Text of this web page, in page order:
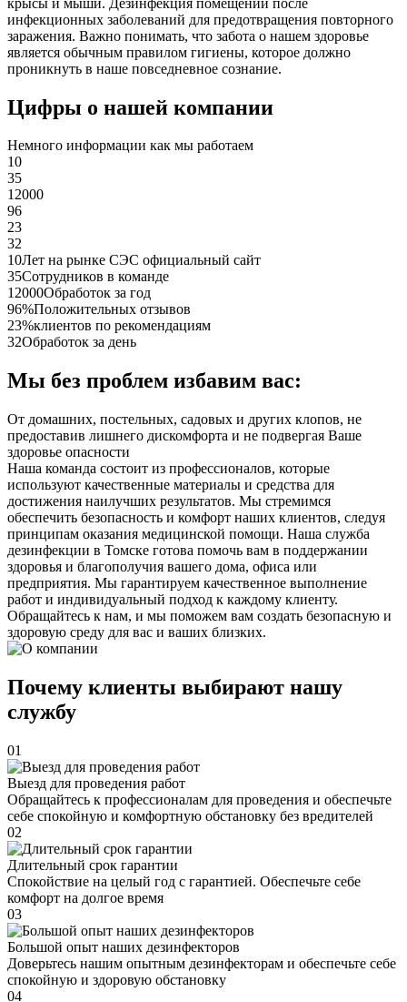
инфекционных заболеваний для предотвращения повторного
заражения. Важно понимать, что забота о нашем здоровье
является обычным правилом гигиены, которое должно
проникнуть в наше повседневное сознание.
Цифры о нашей компании
Немного информации как мы работаем
10
35
12000
96
23
32
10Лет на рынке СЭС официальный сайт
35Сотрудников в команде
12000Обработок за год
96%Положительных отзывов
23%клиентов по рекомендациям
32Обработок за день
Мы без проблем избавим вас:
От домашних, постельных, садовых и других клопов, не
предоставив лишнего дискомфорта и не подвергая Ваше
здоровье опасности
Наша команда состоит из профессионалов, которые
используют качественные материалы и средства для
достижения наилучших результатов. Мы стремимся
обеспечить безопасность и комфорт наших клиентов, следуя
принципам оказания медицинской помощи. Наша служба
дезинфекции в Томске готова помочь вам в поддержании
здоровья и благополучия вашего дома, офиса или
предприятия. Мы гарантируем качественное выполнение
работ и индивидуальный подход к каждому клиенту.
Обращайтесь к нам, и мы поможем вам создать безопасную и
здоровую среду для вас и ваших близких.
Почему клиенты выбирают нашу
службу
01
Выезд для проведения работ
Обращайтесь к профессионалам для проведения и обеспечьте
себе спокойную и комфортную обстановку без вредителей
02
Длительный срок гарантии
Спокойствие на целый год с гарантией. Обеспечьте себе
комфорт на долгое время
03
Большой опыт наших дезинфекторов
Доверьтесь нашим опытным дезинфекторам и обеспечьте себе
спокойную и здоровую обстановку
04